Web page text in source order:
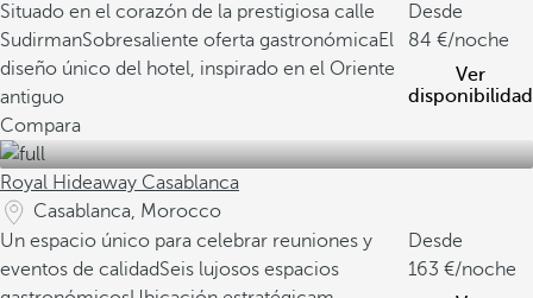
Situado en el corazón de la prestigiosa calle
SudirmanSobresaliente oferta gastronómicaEl
diseño único del hotel, inspirado en el Oriente
antiguo
Desde
84
/noche
Ver
disponibilidad
Compara
Royal Hideaway Casablanca
Casablanca, Morocco
Un espacio único para celebrar reuniones y
eventos de calidadSeis lujosos espacios
Desde
163
/noche